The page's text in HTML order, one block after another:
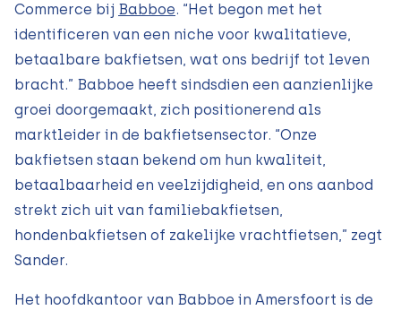
Commerce bij Babboe. “Het begon met het
identificeren van een niche voor kwalitatieve,
betaalbare bakfietsen, wat ons bedrijf tot leven
bracht.” Babboe heeft sindsdien een aanzienlijke
groei doorgemaakt, zich positionerend als
marktleider in de bakfietsensector. “Onze
bakfietsen staan bekend om hun kwaliteit,
betaalbaarheid en veelzijdigheid, en ons aanbod
strekt zich uit van familiebakfietsen,
hondenbakfietsen of zakelijke vrachtfietsen,” zegt
Sander.
Het hoofdkantoor van Babboe in Amersfoort is de